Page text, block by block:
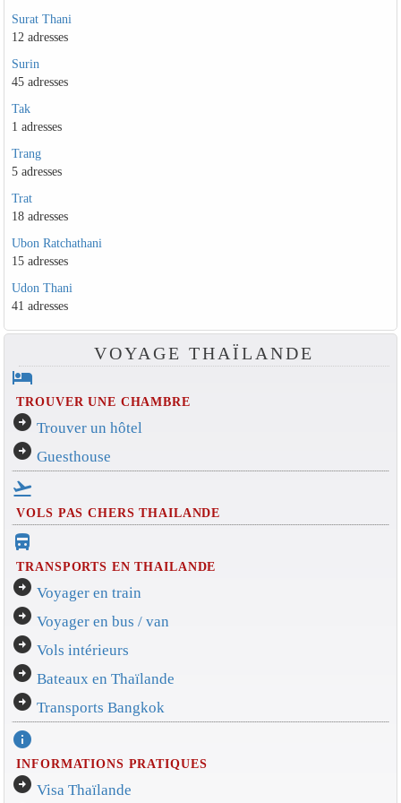
Surat Thani
12 adresses
Surin
45 adresses
Tak
1 adresses
Trang
5 adresses
Trat
18 adresses
Ubon Ratchathani
15 adresses
Udon Thani
41 adresses
VOYAGE THAÏLANDE
hotel
TROUVER UNE CHAMBRE
arrow_circle_right Trouver un hôtel
arrow_circle_right Guesthouse
flight_takeoff
VOLS PAS CHERS THAILANDE
directions_bus_filled
TRANSPORTS EN THAILANDE
arrow_circle_right Voyager en train
arrow_circle_right Voyager en bus / van
arrow_circle_right Vols intérieurs
arrow_circle_right Bateaux en Thaïlande
arrow_circle_right Transports Bangkok
info
INFORMATIONS PRATIQUES
arrow_circle_right Visa Thaïlande